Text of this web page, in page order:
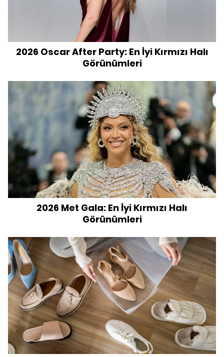
2026 Oscar After Party: En İyi Kırmızı Halı
Görünümleri
2026 Met Gala: En İyi Kırmızı Halı
Görünümleri